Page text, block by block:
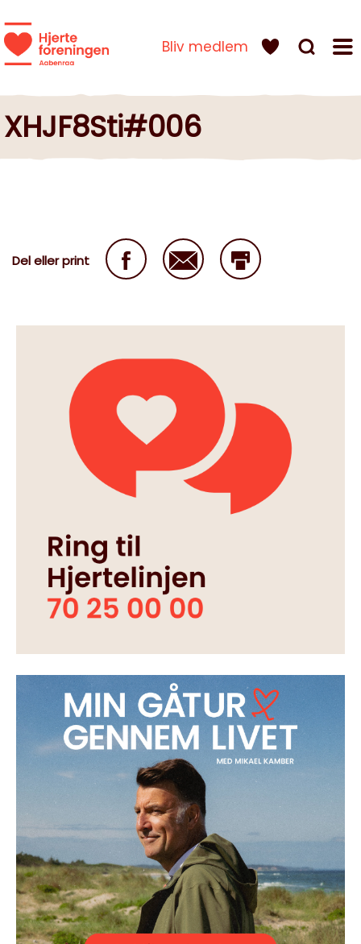
Bliv medlem
XHJF8Sti#006
Del eller print